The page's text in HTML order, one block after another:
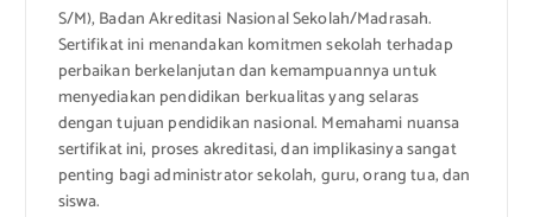
S/M), Badan Akreditasi Nasional Sekolah/Madrasah.
Sertifikat ini menandakan komitmen sekolah terhadap
perbaikan berkelanjutan dan kemampuannya untuk
menyediakan pendidikan berkualitas yang selaras
dengan tujuan pendidikan nasional. Memahami nuansa
sertifikat ini, proses akreditasi, dan implikasinya sangat
penting bagi administrator sekolah, guru, orang tua, dan
siswa.